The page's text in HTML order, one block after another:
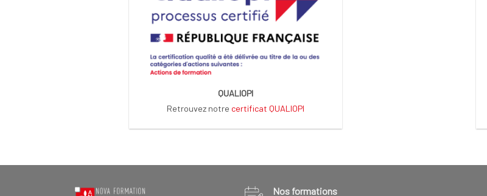
QUALIOPI
Retrouvez notre certificat QUALIOPI
Nos formations